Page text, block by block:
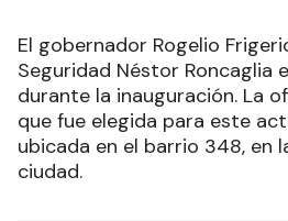
El gobernador Rogelio
Seguridad Néstor Roncaglia
durante la inauguración. La
que fue elegida para este
ubicada en el barrio 348, en
ciudad.